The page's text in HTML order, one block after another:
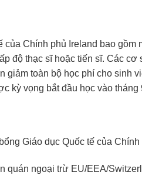
của Chính phủ Ireland bao gồm
độ thạc sĩ hoặc tiến sĩ. Các
giảm toàn bộ học phí cho sinh
kỳ vọng bắt đầu học vào
Giáo dục Quốc tế của Chính
quán ngoại trừ EU/EEA/